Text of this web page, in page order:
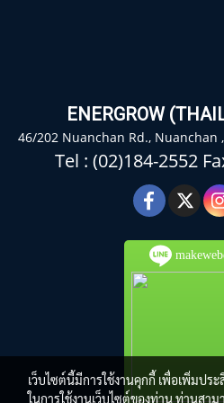
ENERGROW
46/202 Nuanchan Rd., Nuanchan
Tel : (02)184-2552
เว็บไซต์นี้มีการใช้งานคุกกี้ เพื่อเพิ่มป
ในการใช้งานเว็บไซต์ของท่าน ท่านสา